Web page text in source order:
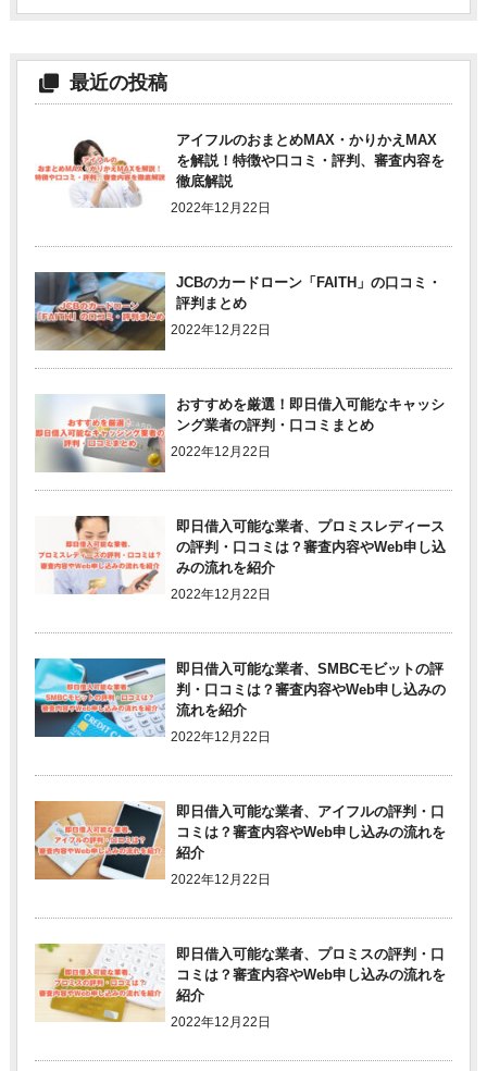
最近の投稿
アイフルのおまとめMAX・かりかえMAX
を解説！特徴や口コミ・評判、審査内容を
徹底解説
2022年12月22日
JCBのカードローン「FAITH」の口コミ・
評判まとめ
2022年12月22日
おすすめを厳選！即日借入可能なキャッシ
ング業者の評判・口コミまとめ
2022年12月22日
即日借入可能な業者、プロミスレディース
の評判・口コミは？審査内容やWeb申し込
みの流れを紹介
2022年12月22日
即日借入可能な業者、SMBCモビットの評
判・口コミは？審査内容やWeb申し込みの
流れを紹介
2022年12月22日
即日借入可能な業者、アイフルの評判・口
コミは？審査内容やWeb申し込みの流れを
紹介
2022年12月22日
即日借入可能な業者、プロミスの評判・口
コミは？審査内容やWeb申し込みの流れを
紹介
2022年12月22日